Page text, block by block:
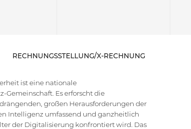
RECHNUNGSSTELLUNG/X-RECHNUNG
ist eine nationale
Es erforscht die
großen Herausforderungen der
Intelligenz umfassend und ganzheitlich
der Digitalisierung konfrontiert wird. Das